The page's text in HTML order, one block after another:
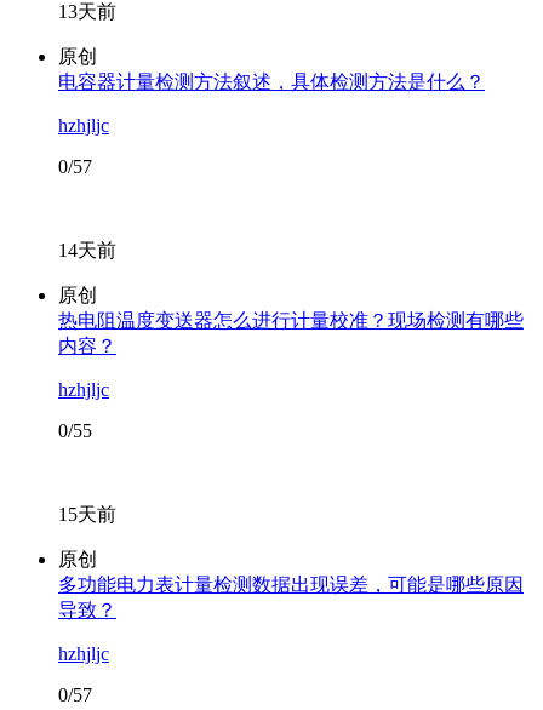
13天前
原创
电容器计量检测方法叙述，具体检测方法是什么？
hzhjljc
0/57
14天前
原创
热电阻温度变送器怎么进行计量校准？现场检测有哪些
内容？
hzhjljc
0/55
15天前
原创
多功能电力表计量检测数据出现误差，可能是哪些原因
导致？
hzhjljc
0/57